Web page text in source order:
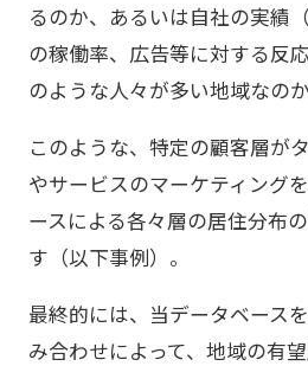
るのか、あるいは自社の実績
の稼働率、広告等に対する反
のような人々が多い地域なのか
このような、特定の顧客層が
やサービスのマーケティング
ースによる各々層の居住分布
す（以下事例）。
最終的には、当データベース
み合わせによって、地域の有